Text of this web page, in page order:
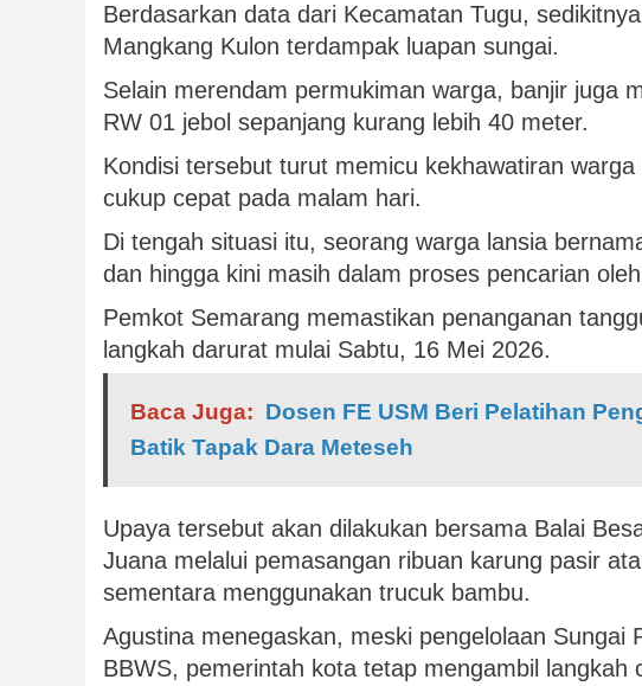
Berdasarkan data dari Kecamatan Tugu,
Mangkang Kulon terdampak luapan sungai.
Selain merendam permukiman warga, banjir juga
RW 01 jebol sepanjang kurang lebih 40 meter.
Kondisi tersebut turut memicu kekhawatiran
cukup cepat pada malam hari.
Di tengah situasi itu, seorang warga lansia
dan hingga kini masih dalam proses pencarian
Pemkot Semarang memastikan penanganan
langkah darurat mulai Sabtu, 16 Mei 2026.
Baca Juga: Dosen FE USM Beri Pelatihan
Batik Tapak Dara Meteseh
Upaya tersebut akan dilakukan bersama Balai
Juana melalui pemasangan ribuan karung pasir
sementara menggunakan trucuk bambu.
Agustina menegaskan, meski pengelolaan Sungai
BBWS, pemerintah kota tetap mengambil